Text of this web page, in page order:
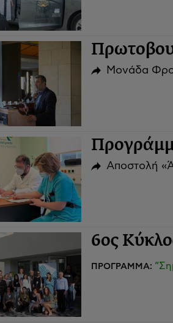
Μονάδα
Αποστολή
6ος
ΠΡΟΓΡΑΜΜΑ: